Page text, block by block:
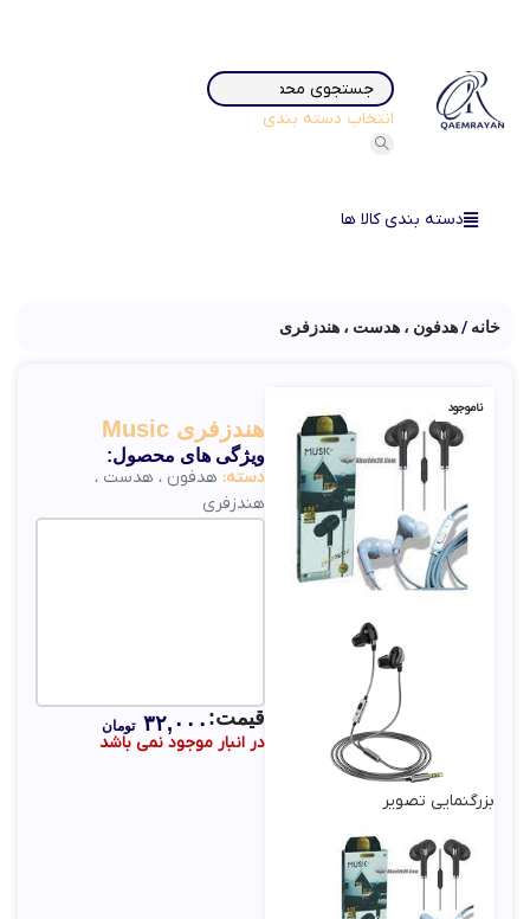
انتخاب دسته بندی
دسته بندی کالا ها
خانه هدفون ، هدست ، هندزفری
ناموجود
بزرگنمایی تصویر
هندزفری Music
ویژگی های محصول:
دسته: هدفون ، هدست ،
هندزفری
در انبار موجود نمی باشد
قیمت: ۳۲,۰۰۰ تومان